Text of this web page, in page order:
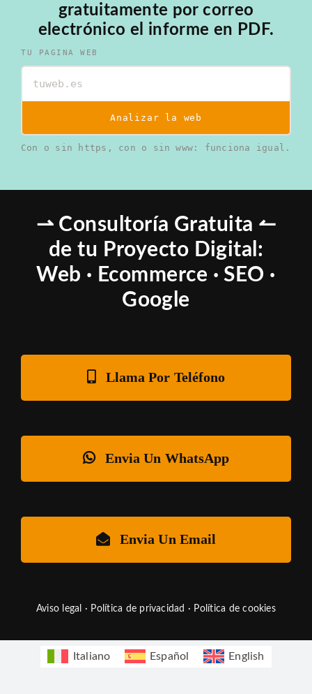
gratuitamente por correo
electrónico el informe en PDF.
TU PAGINA WEB
Analizar la web
Con o sin https, con o sin www: funciona igual.
⇀ Consultoría Gratuita ↼
de tu Proyecto Digital:
Web · Ecommerce · SEO ·
Google
Llama Por Teléfono
Envia Un WhatsApp
Envia Un Email
Aviso legal · Política de privacidad · Política de cookies
Italiano Español English